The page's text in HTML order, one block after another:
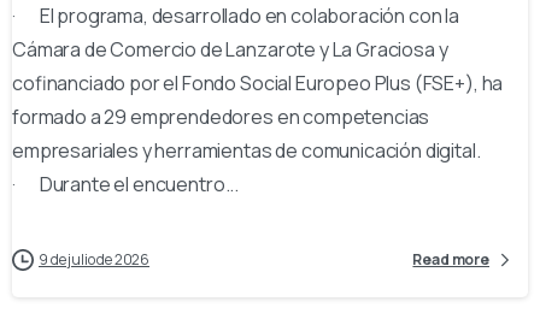
· El programa, desarrollado en colaboración con la
Cámara de Comercio de Lanzarote y La Graciosa y
cofinanciado por el Fondo Social Europeo Plus (FSE+), ha
formado a 29 emprendedores en competencias
empresariales y herramientas de comunicación digital.
· Durante el encuentro...
9 de julio de 2026 Read more